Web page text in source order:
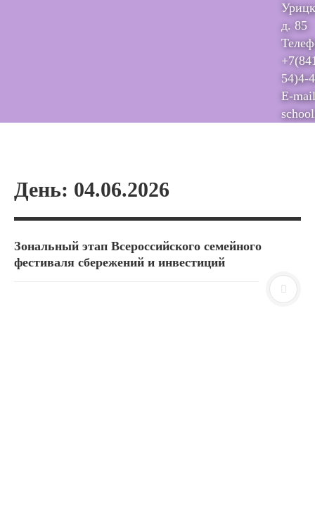
д. 85
54)4-
E-
День: 04.06.2026
Зональный этап Всероссийского семейного
фестиваля сбережений и инвестиций